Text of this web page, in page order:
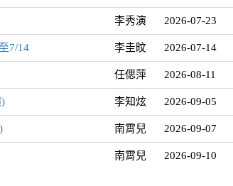
李秀演 2026-07-23
7/14 李圭旼 2026-07-14
任偲萍 2026-08-11
李知炫 2026-09-05
南霄兒 2026-09-07
南霄兒 2026-09-10